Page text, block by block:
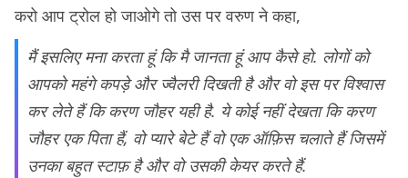
करो आप ट्रोल हो जाओगे तो उस पर वरुण ने कहा,
मैं इसलिए मना करता हूं कि मै जानता हूं आप कैसे हो. लोगों को
आपको महंगे कपड़े और ज्वैलरी दिखती है और वो इस पर विश्वास
कर लेते हैं कि करण जौहर यही है. ये कोई नहीं देखता कि करण
जौहर एक पिता हैं, वो प्यारे बेटे हैं वो एक ऑफ़िस चलाते हैं जिसमें
उनका बहुत स्टाफ़ है और वो उसकी केयर करते हैं.